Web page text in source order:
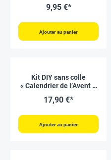
9,95 €*
Ajouter au panier
Kit DIY sans colle
« Calendrier de l’Avent »,
17,90 €*
Ajouter au panier